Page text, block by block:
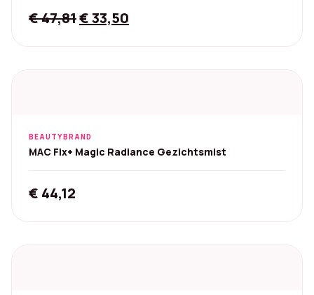
€47,81Original
€ 47,81.
€33,50
€ 33,50.
BEAUTYBRAND
MAC Fix+ Magic Radiance Gezichtsmist
€ 44,12